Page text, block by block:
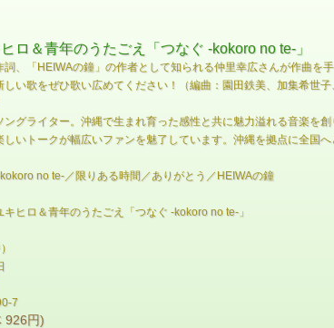
ロ＆青年のうたごえ「つなぐ -kokoro no te-」
詞、「HEIWAの鐘」の作者として知られる仲里幸広さんが作曲
しい歌をぜひ歌い広めてください！（編曲：園田鉄美、加集希世子
グライター。沖縄で生まれ育った感性と共に魅力溢れる音楽を
いトークが幅広いファンを魅了しています。沖縄を拠点に全国
no te-／限りある時間／ありがとう／HEIWAの鐘
ヒロ＆青年のうたごえ「つなぐ -kokoro no te-」
7
926円)